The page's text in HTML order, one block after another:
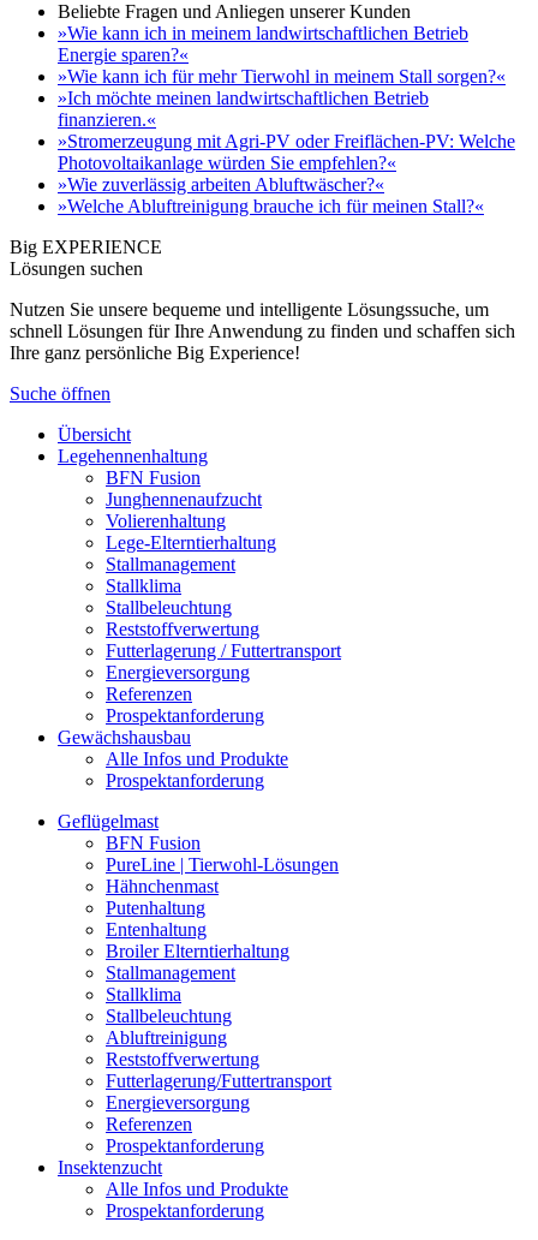
Beliebte Fragen und Anliegen unserer Kunden
»Wie kann ich in meinem landwirtschaftlichen Betrieb
Energie sparen?«
»Wie kann ich für mehr Tierwohl in meinem Stall sorgen?«
»Ich möchte meinen landwirtschaftlichen Betrieb
finanzieren.«
»Stromerzeugung mit Agri-PV oder Freiflächen-PV: Welche
Photovoltaikanlage würden Sie empfehlen?«
»Wie zuverlässig arbeiten Abluftwäscher?«
»Welche Abluftreinigung brauche ich für meinen Stall?«
Big EXPERIENCE
Lösungen suchen
Nutzen Sie unsere bequeme und intelligente Lösungssuche, um
schnell Lösungen für Ihre Anwendung zu finden und schaffen sich
Ihre ganz persönliche Big Experience!
Suche öffnen
Übersicht
Legehennenhaltung
BFN Fusion
Junghennenaufzucht
Volierenhaltung
Lege-Elterntierhaltung
Stallmanagement
Stallklima
Stallbeleuchtung
Reststoffverwertung
Futterlagerung / Futtertransport
Energieversorgung
Referenzen
Prospektanforderung
Gewächshausbau
Alle Infos und Produkte
Prospektanforderung
Geflügelmast
BFN Fusion
PureLine | Tierwohl-Lösungen
Hähnchenmast
Putenhaltung
Entenhaltung
Broiler Elterntierhaltung
Stallmanagement
Stallklima
Stallbeleuchtung
Abluftreinigung
Reststoffverwertung
Futterlagerung/Futtertransport
Energieversorgung
Referenzen
Prospektanforderung
Insektenzucht
Alle Infos und Produkte
Prospektanforderung